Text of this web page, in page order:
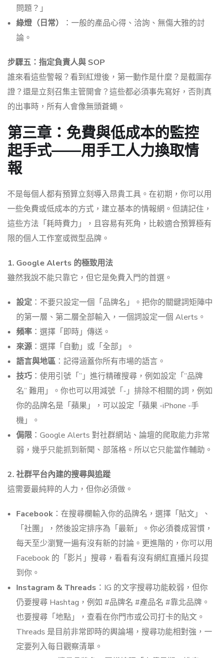
問題？」
綠燈（日常）
：一般的產品心得、洽詢、無傷大雅的討
論。
步驟五：指定負責人與 SOP
誰來看這些警報？看到紅燈後，第一動作是什麼？是截圖存
證？還是立刻召集主管開會？這些都必須事先寫好，否則真
的出事時，所有人會像無頭蒼蠅。
第三章：免費與低成本的監控
起手式——用手工人力換取情
報
不是每個人都有預算立刻導入昂貴工具。在初期，你可以用
一些免費或低成本的方式，建立基本的情報網。但請記住，
這些方法「耗時費力」，且容易有死角，比較適合預算極有
限的個人工作室或微型品牌。
1. Google Alerts 的極致用法
雖然我說不能只靠它，但它是免費入門的首選。
設定 ：不要只設定一個「品牌名」。把你的關鍵詞矩陣中
的第一層、第二層全部輸入，一個詞設定一個 Alerts。
頻率 ：選擇「即時」傳送。
來源 ：選擇「自動」或「全部」。
語言與地區 ：記得涵蓋你所有市場的語言。
技巧 ：使用引號「”」進行精確搜尋，例如設定「”品牌
名” 難用」。你也可以用減號「-」排除不相關的詞，例如
你的品牌名是「蘋果」，可以設定「蘋果 -iPhone -手
機」。
侷限 ：Google Alerts 對社群網站、論壇的爬取能力非常
弱，幾乎只能抓到新聞、部落格。所以它只能當作輔助。
2. 社群平台內建的搜尋與追蹤
這需要最純粹的人力，但你必須做。
Facebook ：在搜尋欄輸入你的品牌名，選擇「貼文」、
「社團」，然後設定排序為「最新」。你必須養成習慣，
每天至少瀏覽一遍有沒有新的討論。更進階的，你可以用
Facebook 的「影片」搜尋，看看有沒有網紅直播片段提
到你。
Instagram & Threads ：IG 的文字搜尋功能較弱，但你
仍要搜尋 Hashtag，例如 #品牌名 #產品名 #靠北品牌。
也要搜尋「地點」，查看在你門市或公司打卡的貼文。
Threads 是目前非常即時的輿論場，搜尋功能相對強，一
定要列入每日觀察清單。